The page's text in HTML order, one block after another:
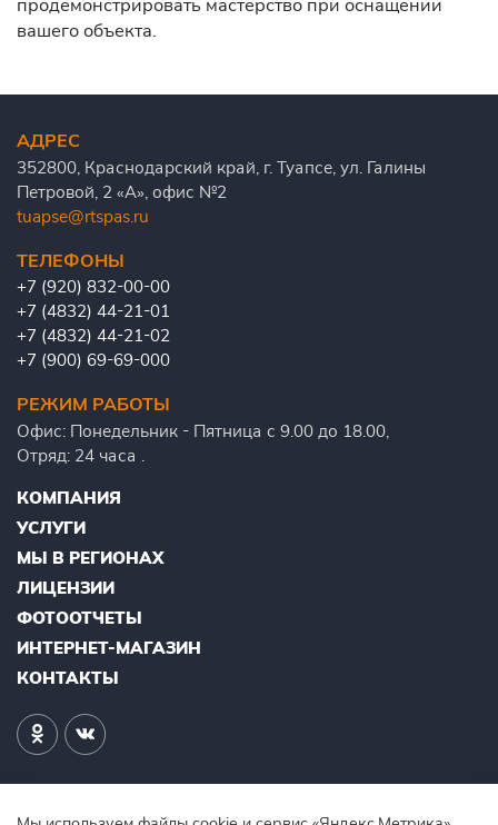
продемонстрировать мастерство при оснащении
вашего объекта.
АДРЕС
352800, Краснодарский край, г. Туапсе, ул. Галины
Петровой, 2 «А», офис №2
tuapse@rtspas.ru
ТЕЛЕФОНЫ
+7 (920) 832-00-00
+7 (4832) 44-21-01
+7 (4832) 44-21-02
+7 (900) 69-69-000
РЕЖИМ РАБОТЫ
Офис: Понедельник - Пятница с 9.00 до 18.00,
Отряд: 24 часа .
КОМПАНИЯ
УСЛУГИ
МЫ В РЕГИОНАХ
ЛИЦЕНЗИИ
ФОТООТЧЕТЫ
ИНТЕРНЕТ-МАГАЗИН
КОНТАКТЫ